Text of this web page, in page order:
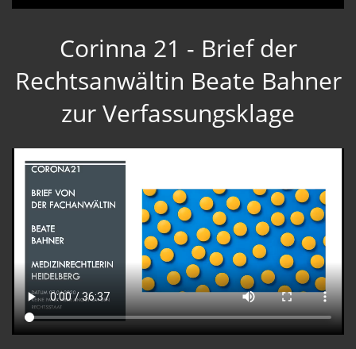
Corinna 21 - Brief der
Rechtsanwältin Beate Bahner
zur Verfassungsklage